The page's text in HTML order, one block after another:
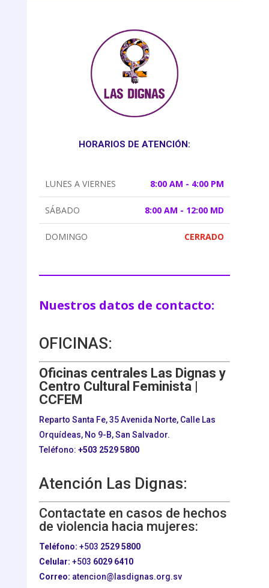
HORARIOS DE ATENCIÓN:
LUNES A VIERNES 8:00 AM - 4:00 PM
SÁBADO 8:00 AM - 12:00 MD
DOMINGO CERRADO
Nuestros datos de contacto:
OFICINAS:
Oficinas centrales Las Dignas y
Centro Cultural Feminista |
CCFEM
Reparto Santa Fe, 35 Avenida Norte, Calle Las
Orquídeas, No 9-B, San Salvador.
Teléfono: +503 2529 5800
Atención Las Dignas:
Contactate en casos de hechos
de violencia hacia mujeres:
Teléfono: +503 2529 5800
Celular: +503 6029 6410
Correo: atencion@lasdignas.org.sv